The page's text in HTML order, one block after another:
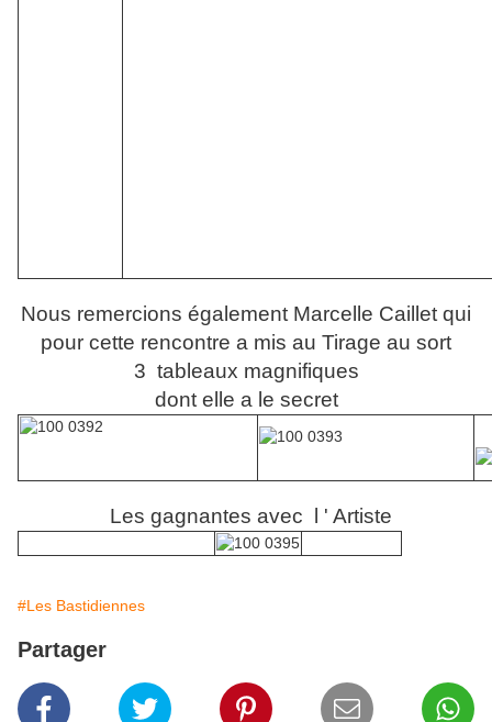
Nous remercions également Marcelle Caillet qui
pour cette rencontre a mis au Tirage au sort
3 tableaux magnifiques
dont elle a le secret
Les gagnantes avec l ' Artiste
#Les Bastidiennes
Partager